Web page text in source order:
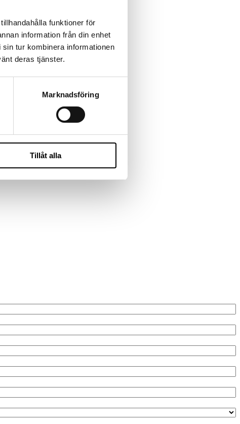
funktioner för
information från din enhet
tur kombinera informationen
deras tjänster.
Marknadsföring
Tillåt alla